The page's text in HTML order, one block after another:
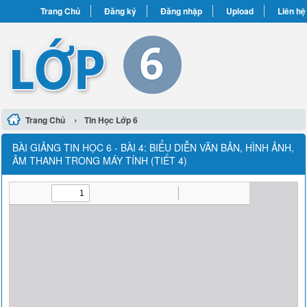
Trang Chủ Đăng ký Đăng nhập Upload Liên hệ
Trang Chủ › Tin Học Lớp 6
BÀI GIẢNG TIN HỌC 6 - BÀI 4: BIỂU DIỄN VĂN BẢN, HÌNH ẢNH,
ÂM THANH TRONG MÁY TÍNH (TIẾT 4)